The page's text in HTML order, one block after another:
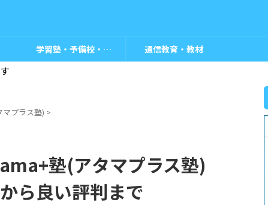
学習塾・予備校・教室 通信教育・教材
マプラス塾) >
塾(アタマプラス塾)
ら良い評判まで